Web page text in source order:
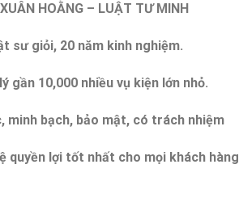
HOẰNG – LUẬT TƯ MINH
sư giỏi, 20 năm kinh nghiệm.
gần 10,000 nhiều vụ kiện lớn nhỏ.
minh bạch, bảo mật, có trách nhiệm
quyền lợi tốt nhất cho mọi khách hàng